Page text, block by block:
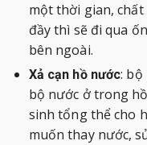
một thời gian,
đầy thì sẽ đi qua
bên ngoài.
Xả cạn hồ nước: bộ
bộ nước ở trong
sinh tổng thể cho
muốn thay nước,